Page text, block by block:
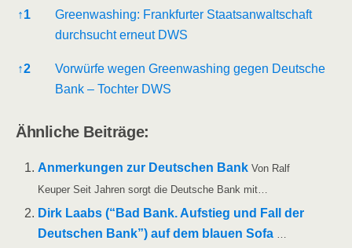
Refe­ren­ces
↑1
Green­wa­shing: Frank­fur­ter Staats­an­walt­schaft
durch­sucht erneut DWS
↑2
Vor­wür­fe wegen Green­wa­shing gegen Deut­sche
Bank – Toch­ter DWS
Ähn­li­che Beiträge:
Anmer­kun­gen zur Deut­schen Bank Von Ralf
Keu­per Seit Jah­ren sorgt die Deut­sche Bank mit…
Dirk Laabs (“Bad Bank. Auf­stieg und Fall der
Deut­schen Bank”) auf dem blau­en Sofa